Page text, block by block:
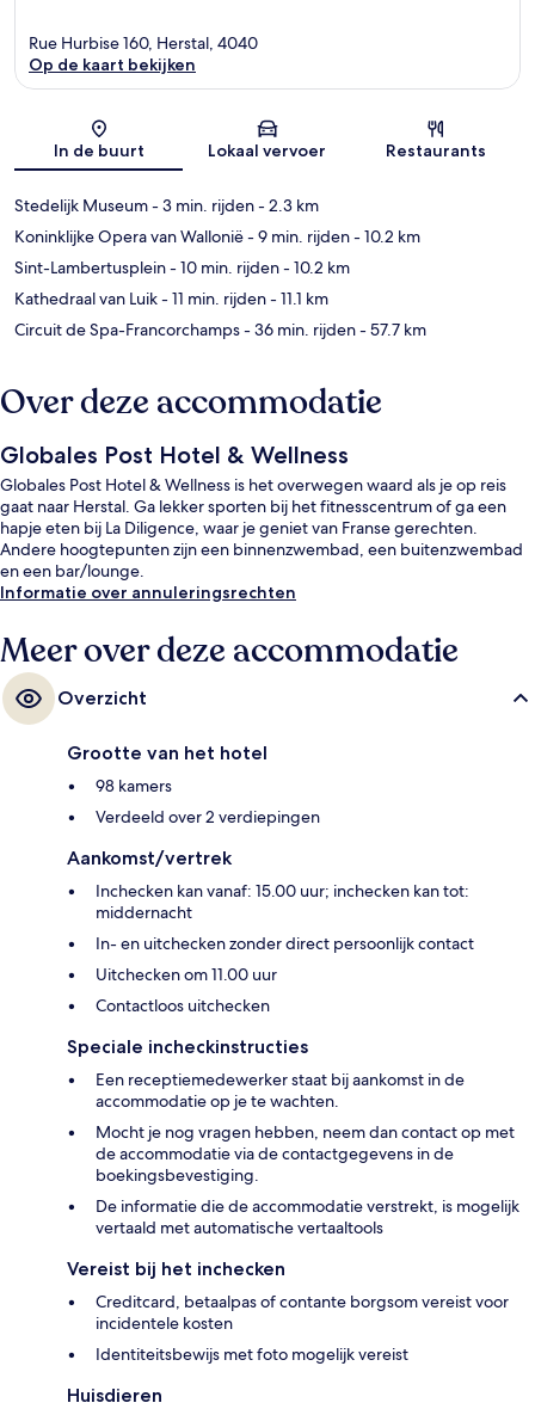
Kaart
Rue Hurbise 160, Herstal, 4040
Op de kaart bekijken
In de buurt Lokaal vervoer Restaurants
Stedelijk Museum- 3 min. rijden- 2.3 km
Koninklijke Opera van Wallonië- 9 min. rijden- 10.2 km
Sint-Lambertusplein- 10 min. rijden- 10.2 km
Kathedraal van Luik- 11 min. rijden- 11.1 km
Circuit de Spa-Francorchamps- 36 min. rijden- 57.7 km
Over deze accommodatie
Globales Post Hotel & Wellness
Globales Post Hotel & Wellness is het overwegen waard als je op reis
gaat naar Herstal. Ga lekker sporten bij het fitnesscentrum of ga een
hapje eten bij La Diligence, waar je geniet van Franse gerechten.
Andere hoogtepunten zijn een binnenzwembad, een buitenzwembad
en een bar/lounge.
Informatie over annuleringsrechten
Meer over deze accommodatie
Overzicht
Grootte van het hotel
98 kamers
Verdeeld over 2 verdiepingen
Aankomst/vertrek
Inchecken kan vanaf: 15.00 uur; inchecken kan tot:
middernacht
In- en uitchecken zonder direct persoonlijk contact
Uitchecken om 11.00 uur
Contactloos uitchecken
Speciale incheckinstructies
Een receptiemedewerker staat bij aankomst in de
accommodatie op je te wachten.
Mocht je nog vragen hebben, neem dan contact op met
de accommodatie via de contactgegevens in de
boekingsbevestiging.
De informatie die de accommodatie verstrekt, is mogelijk
vertaald met automatische vertaaltools
Vereist bij het inchecken
Creditcard, betaalpas of contante borgsom vereist voor
incidentele kosten
Identiteitsbewijs met foto mogelijk vereist
Huisdieren